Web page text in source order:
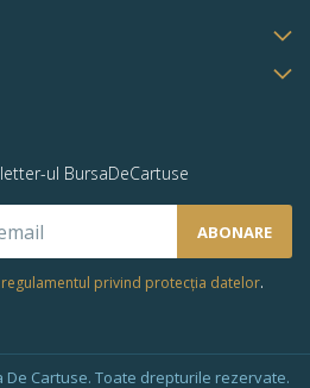
ul BursaDeCartuse
ABONARE
regulamentul privind protecția datelor.
De Cartuse. Toate drepturile rezervate.